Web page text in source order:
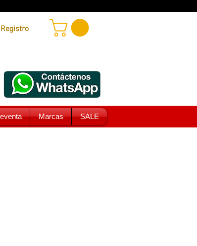
Iniciar sesión | Registro
Marcas SALE